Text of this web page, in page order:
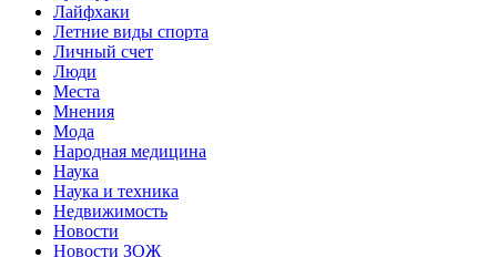
Лайфхаки
Летние виды спорта
Личный счет
Люди
Места
Мнения
Мода
Народная медицина
Наука
Наука и техника
Недвижимость
Новости
Новости ЗОЖ